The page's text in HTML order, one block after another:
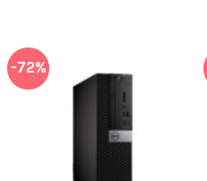
-72%